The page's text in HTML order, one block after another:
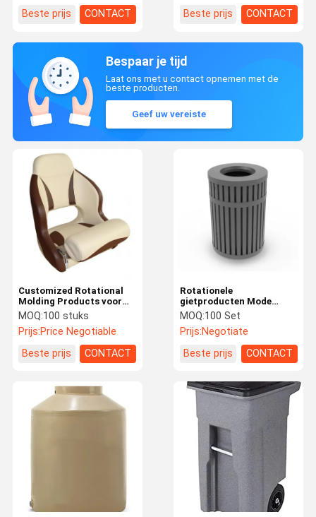
Beste prijs
CONTACT
Beste prijs
CONTACT
Bespaar je tijd
Laat ons met u contact opnemen met de
beste producten.
Geef uw vereiste
Rotationele
gietproducten Mode
buiten vuilnisbak plastic
sanitair vuilnisbak
rotoplastische vorm
MOQ:100 Set
Prijs:Negotiate
Beste prijs
CONTACT
Customized Rotational
Molding Products voor
OEM Service Aluminium
Boat Seats en meer
MOQ:100 stuks
Prijs:Price Negotiable
Beste prijs
CONTACT